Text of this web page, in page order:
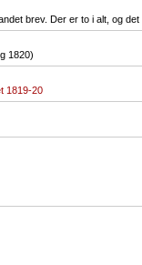
brev. Der er to i alt, og det
1820)
1819-20